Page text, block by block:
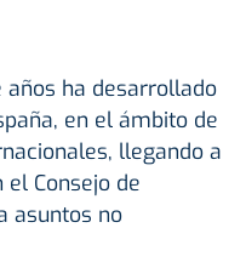
ha desarrollado
en el ámbito de
llegando a
Consejo de
asuntos no